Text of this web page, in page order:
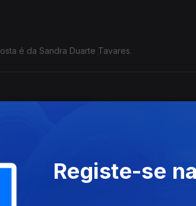
é da Sandra Duarte Tavares.
do prazo definido». Há algum erro nesta
Registe-se